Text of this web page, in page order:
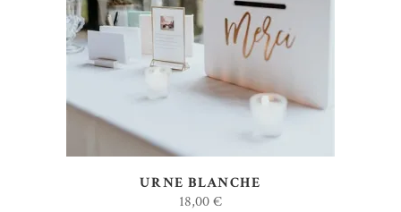
AJOUTER AU DEVIS
URNE BLANCHE
18,00€